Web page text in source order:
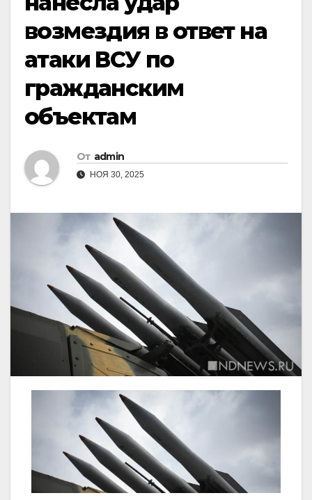
возмездия в ответ на
атаки ВСУ по
гражданским
объектам
От admin
НОЯ 30, 2025